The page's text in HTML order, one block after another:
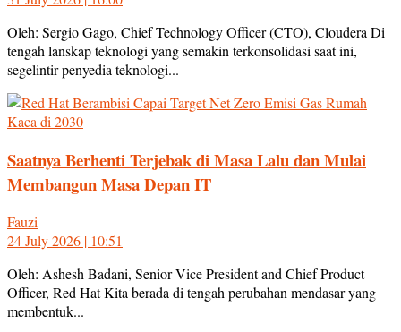
Oleh: Sergio Gago, Chief Technology Officer (CTO), Cloudera Di
tengah lanskap teknologi yang semakin terkonsolidasi saat ini,
segelintir penyedia teknologi...
Saatnya Berhenti Terjebak di Masa Lalu dan Mulai
Membangun Masa Depan IT
Fauzi
24 July 2026 | 10:51
Oleh: Ashesh Badani, Senior Vice President and Chief Product
Officer, Red Hat Kita berada di tengah perubahan mendasar yang
membentuk...